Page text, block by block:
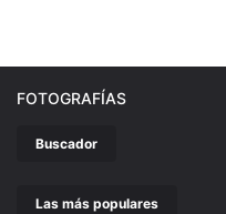
FOTOGRAFÍAS
Buscador
Las más populares